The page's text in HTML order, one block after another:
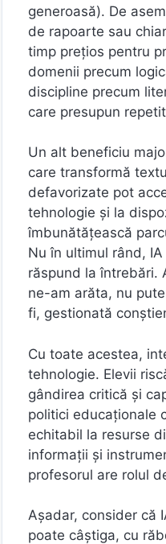
generoasă). De
de rapoarte sau
timp prețios pentru
domenii precum
discipline precum
care presupun
Un alt beneficiu
care transformă
defavorizate pot
tehnologie și la
îmbunătățească
Nu în ultimul rând,
răspund la întrebări.
ne-am arăta, nu
fi, gestionată
Cu toate acestea,
tehnologie. Elevii
gândirea critică și
politici educaționale
echitabil la resurse
informații și
profesorul are rolul
Așadar, consider că
poate câștiga, cu